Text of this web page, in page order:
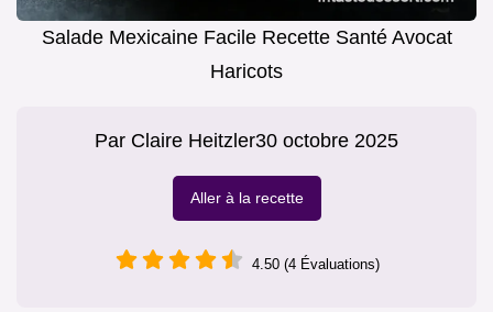
Salade Mexicaine Facile Recette Santé Avocat
Haricots
Par Claire Heitzler30 octobre 2025
Aller à la recette
4.50 (4 Évaluations)